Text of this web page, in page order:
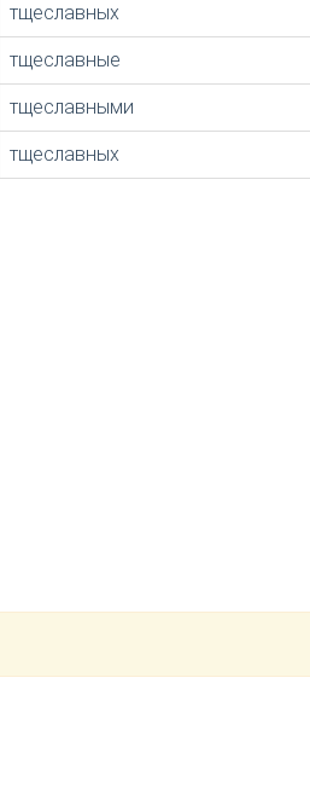
тщеславных
тщеславные
тщеславными
тщеславных